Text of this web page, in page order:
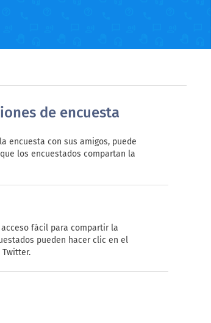
de encuesta
encuesta con sus amigos, puede
los encuestados compartan la
fácil para compartir la
pueden hacer clic en el